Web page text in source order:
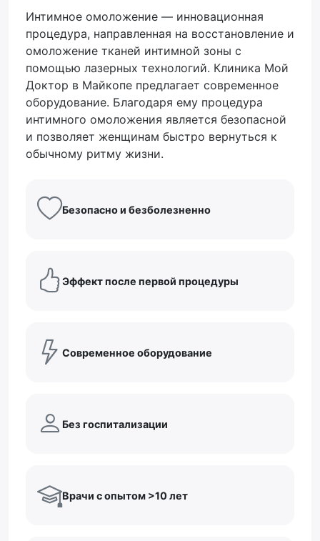
Интимное омоложение — инновационная
процедура, направленная на восстановление и
омоложение тканей интимной зоны с
помощью лазерных технологий. Клиника Мой
Доктор в Майкопе предлагает современное
оборудование. Благодаря ему процедура
интимного омоложения является безопасной
и позволяет женщинам быстро вернуться к
обычному ритму жизни.
Безопасно и безболезненно
Эффект после первой процедуры
Современное оборудование
Без госпитализации
Врачи с опытом >10 лет